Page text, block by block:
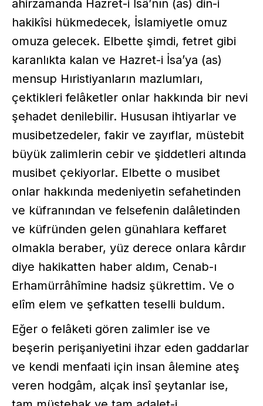
ahirzamanda Hazret-i İsâ’nın (as) din-i
hakikîsi hükmedecek, İslamiyetle omuz
omuza gelecek. Elbette şimdi, fetret gibi
karanlıkta kalan ve Hazret-i İsa’ya (as)
mensup Hıristiyanların mazlumları,
çektikleri felâketler onlar hakkında bir nevi
şehadet denilebilir. Hususan ihtiyarlar ve
musibetzedeler, fakir ve zayıflar, müstebit
büyük zalimlerin cebir ve şiddetleri altında
musibet çekiyorlar. Elbette o musibet
onlar hakkında medeniyetin sefahetinden
ve küfranından ve felsefenin dalâletinden
ve küfründen gelen günahlara keffaret
olmakla beraber, yüz derece onlara kârdır
diye hakikatten haber aldım, Cenab-ı
Erhamürrâhîmine hadsiz şükrettim. Ve o
elîm elem ve şefkatten teselli buldum.
Eğer o felâketi gören zalimler ise ve
beşerin perişaniyetini ihzar eden gaddarlar
ve kendi menfaati için insan âlemine ateş
veren hodgâm, alçak insî şeytanlar ise,